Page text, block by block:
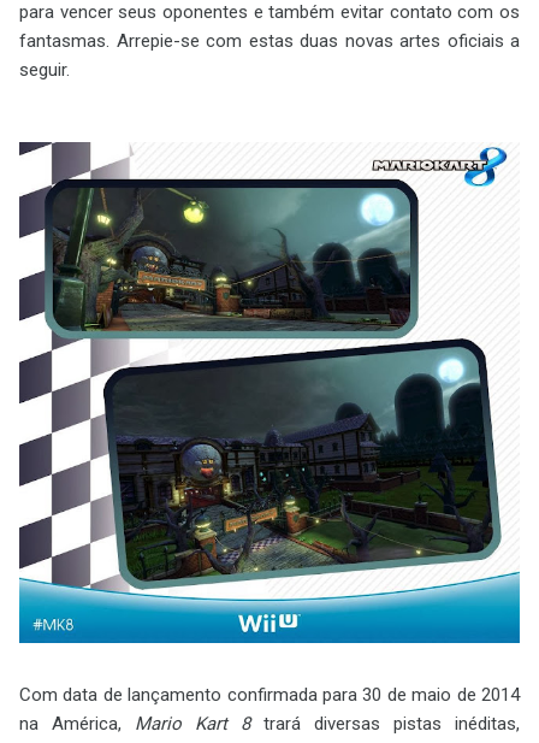
para vencer seus oponentes e também evitar contato com os
fantasmas. Arrepie-se com estas duas novas artes oficiais a
seguir.
Com data de lançamento confirmada para 30 de maio de 2014
na América, Mario Kart 8trará diversas pistas inéditas,